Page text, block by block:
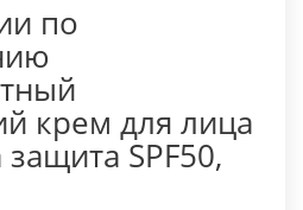
по
крем для лица
SPF50,